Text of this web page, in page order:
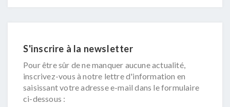
S'inscrire à la newsletter
Pour être sûr de ne manquer aucune actualité,
inscrivez-vous à notre lettre d'information en
saisissant votre adresse e-mail dans le formulaire
ci-dessous :